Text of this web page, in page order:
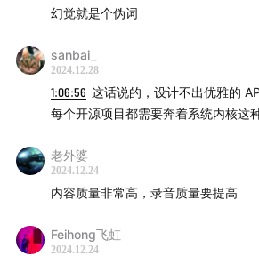
开发基于大模型的应用，为什么
栈？
为什么上一波 AI 的API商业模
Model as a service 的API业务会有
25:26 过去一年，应用开发工具有哪
复杂的应用还有哪些需求？
33:35
样？
幻觉就是个伪词
sanbai_
2024.12.28
1:06:56 这话说的，设计不出优雅的
每个开源项目都需要奔着系统内核这
老外婆
2024.12.24
内容质量非常高，录音质量要提高
Feihong飞虹
2024.12.24